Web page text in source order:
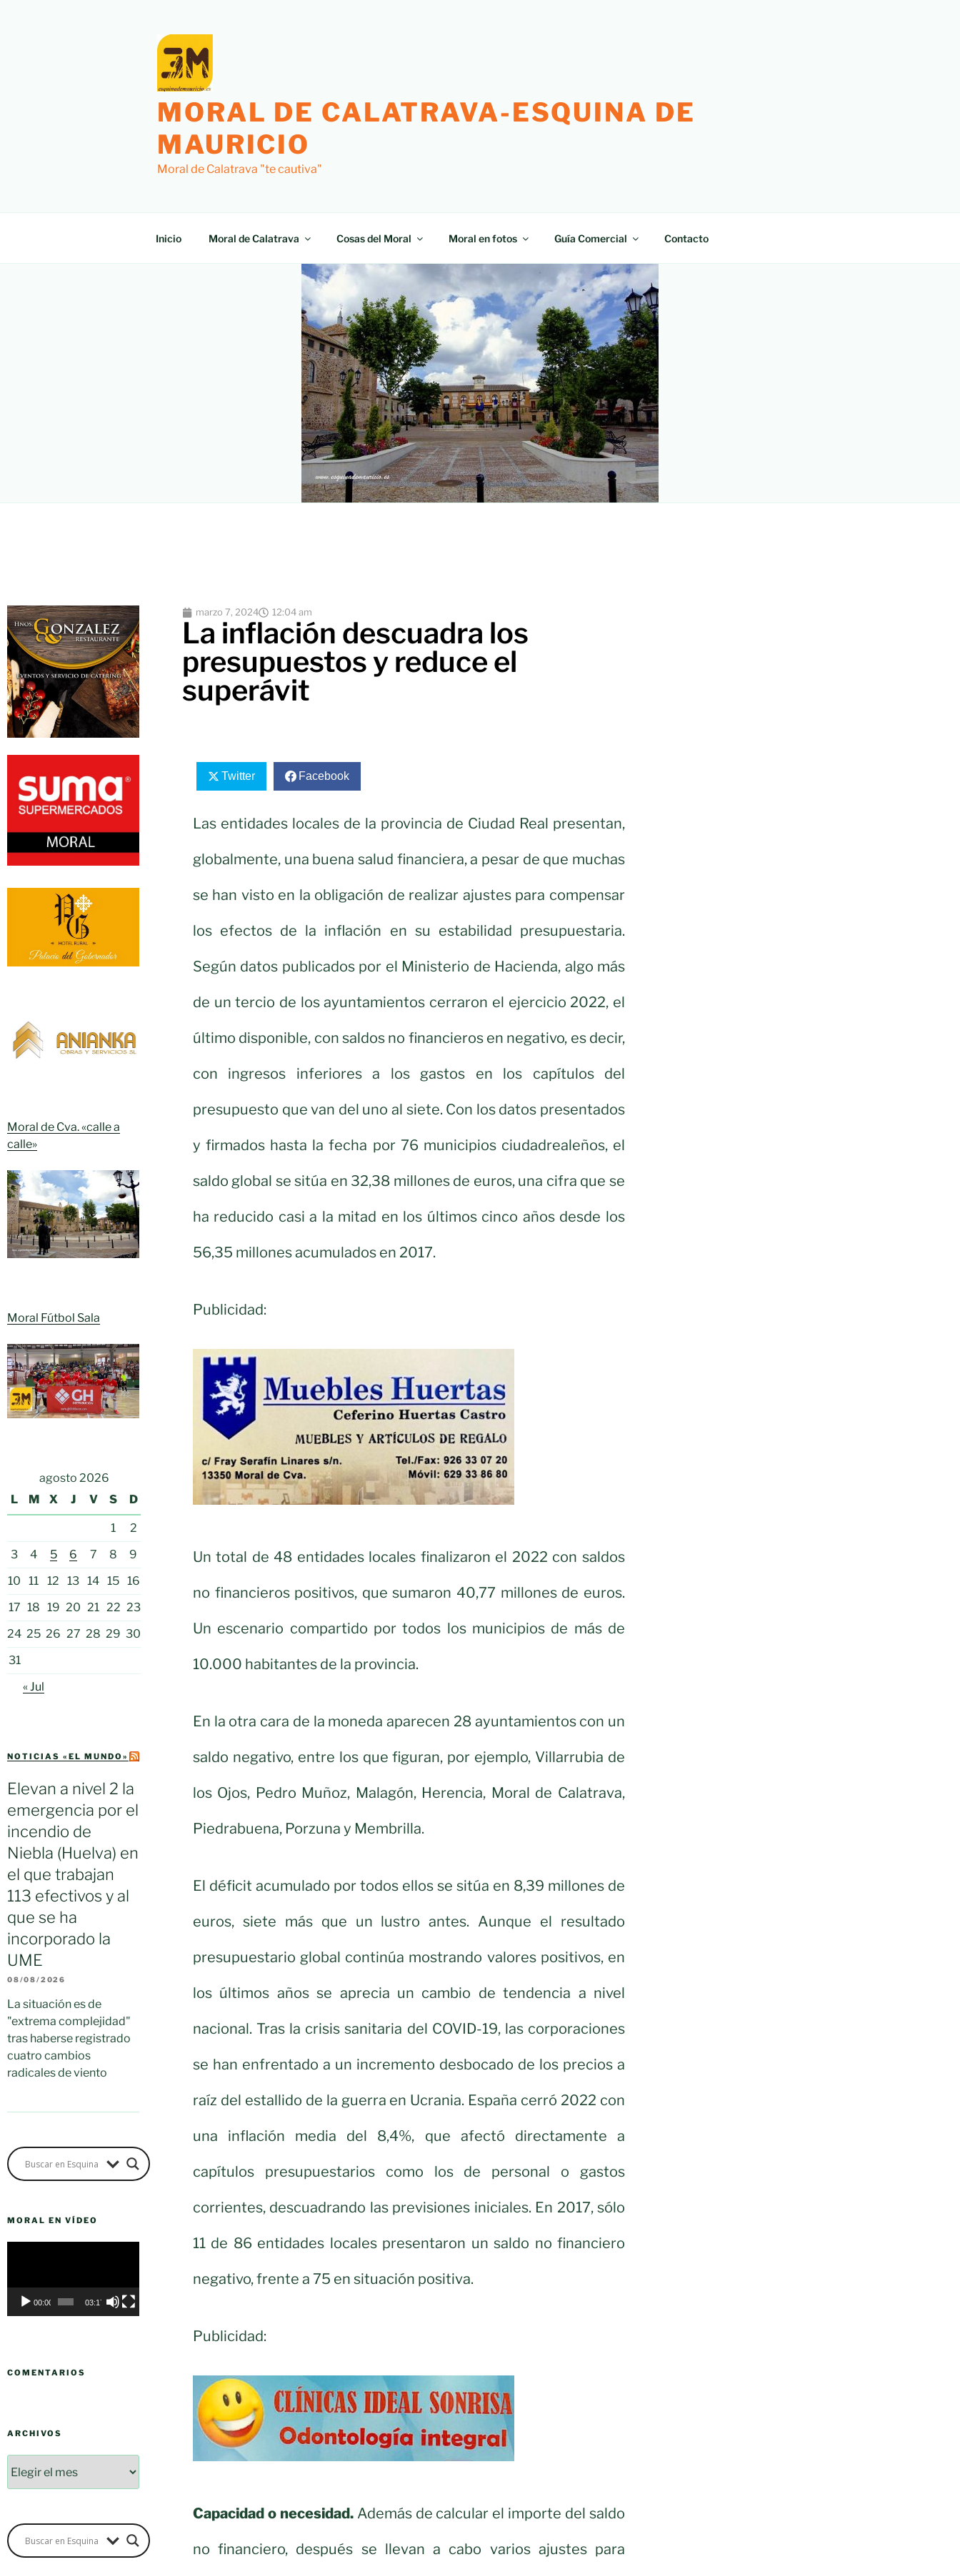
MORAL DE CALATRAVA-ESQUINA DE
MAURICIO
Moral de Calatrava "te cautiva"
Inicio Moral de Calatrava Cosas del Moral Moral en fotos Guía Comercial Contacto
Moral de Cva. «calle a
calle»
Moral Fútbol Sala
agosto 2026
L
M X J V S D
1
2
3
4 5 6 7 8
9
10
11 12 13 14 15 16
17 18 19 20 21 22 23
24 25 26 27 28 29 30
31
« Jul
NOTICIAS «EL MUNDO»
Elevan a nivel 2 la
emergencia por el
incendio de
Niebla (Huelva) en
el que trabajan
113 efectivos y al
que se ha
incorporado la
UME
08/08/2026
La situación es de
"extrema complejidad"
tras haberse registrado
cuatro cambios
radicales de viento
MORAL EN VÍDEO
00:00 03:17
COMENTARIOS
ARCHIVOS
marzo 7, 2024 12:04 am
La inflación descuadra los
presupuestos y reduce el
superávit
Twitter Facebook
Las entidades locales de la provincia de Ciudad Real presentan,
globalmente, una buena salud financiera, a pesar de que muchas
se han visto en la obligación de realizar ajustes para compensar
los efectos de la inflación en su estabilidad presupuestaria.
Según datos publicados por el Ministerio de Hacienda, algo más
de un tercio de los ayuntamientos cerraron el ejercicio 2022, el
último disponible, con saldos no financieros en negativo, es decir,
con ingresos inferiores a los gastos en los capítulos del
presupuesto que van del uno al siete. Con los datos presentados
y firmados hasta la fecha por 76 municipios ciudadrealeños, el
saldo global se sitúa en 32,38 millones de euros, una cifra que se
ha reducido casi a la mitad en los últimos cinco años desde los
56,35 millones acumulados en 2017.
Publicidad:
Un total de 48 entidades locales finalizaron el 2022 con saldos
no financieros positivos, que sumaron 40,77 millones de euros.
Un escenario compartido por todos los municipios de más de
10.000 habitantes de la provincia.
En la otra cara de la moneda aparecen 28 ayuntamientos con un
saldo negativo, entre los que figuran, por ejemplo, Villarrubia de
los Ojos, Pedro Muñoz, Malagón, Herencia, Moral de Calatrava,
Piedrabuena, Porzuna y Membrilla.
El déficit acumulado por todos ellos se sitúa en 8,39 millones de
euros, siete más que un lustro antes. Aunque el resultado
presupuestario global continúa mostrando valores positivos, en
los últimos años se aprecia un cambio de tendencia a nivel
nacional. Tras la crisis sanitaria del COVID-19, las corporaciones
se han enfrentado a un incremento desbocado de los precios a
raíz del estallido de la guerra en Ucrania. España cerró 2022 con
una inflación media del 8,4%, que afectó directamente a
capítulos presupuestarios como los de personal o gastos
corrientes, descuadrando las previsiones iniciales. En 2017, sólo
11 de 86 entidades locales presentaron un saldo no financiero
negativo, frente a 75 en situación positiva.
Publicidad:
Capacidad o necesidad.Además de calcular el importe del saldo
no financiero, después se llevan a cabo varios ajustes para